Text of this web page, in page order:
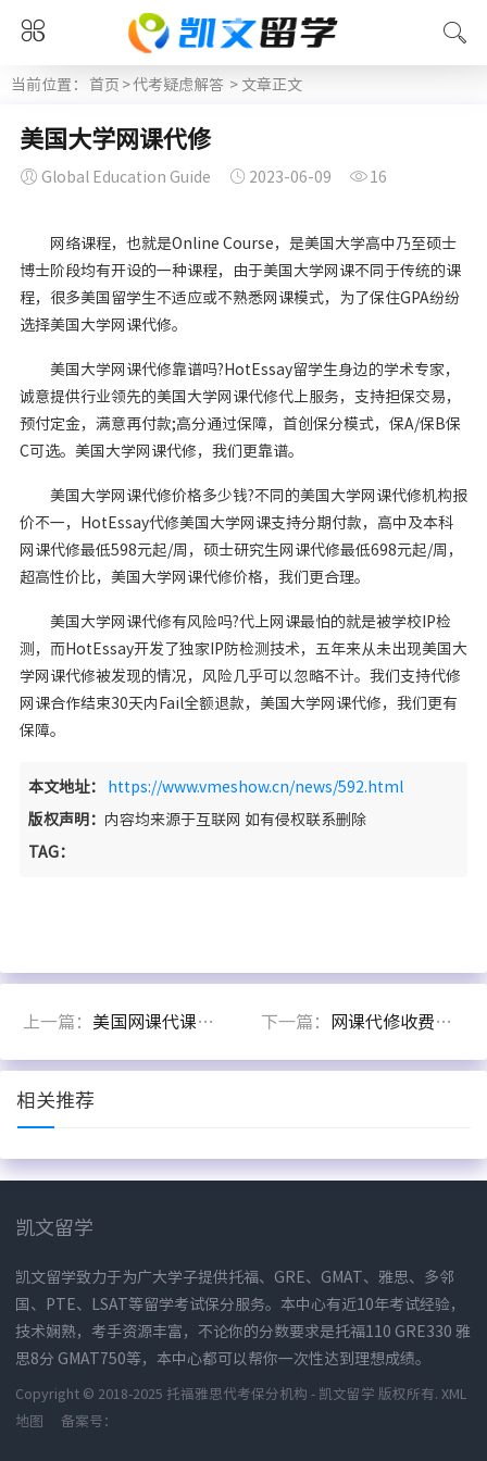
当前位置： 首页 >代考疑虑解答 > 文章正文
美国大学网课代修
Global Education Guide 2023-06-09 16
网络课程，也就是Online Course，是美国大学高中乃至硕士
博士阶段均有开设的一种课程，由于美国大学网课不同于传统的课
程，很多美国留学生不适应或不熟悉网课模式，为了保住GPA纷纷
选择美国大学网课代修。
美国大学网课代修靠谱吗?HotEssay留学生身边的学术专家，
诚意提供行业领先的美国大学网课代修代上服务，支持担保交易，
预付定金，满意再付款;高分通过保障，首创保分模式，保A/保B保
C可选。美国大学网课代修，我们更靠谱。
美国大学网课代修价格多少钱?不同的美国大学网课代修机构报
价不一，HotEssay代修美国大学网课支持分期付款，高中及本科
网课代修最低598元起/周，硕士研究生网课代修最低698元起/周，
超高性价比，美国大学网课代修价格，我们更合理。
美国大学网课代修有风险吗?代上网课最怕的就是被学校IP检
测，而HotEssay开发了独家IP防检测技术，五年来从未出现美国大
学网课代修被发现的情况，风险几乎可以忽略不计。我们支持代修
网课合作结束30天内Fail全额退款，美国大学网课代修，我们更有
保障。
本文地址： https://www.vmeshow.cn/news/592.html
版权声明： 内容均来源于互联网 如有侵权联系删除
TAG：
上一篇： 美国网课代课靠谱吗？ 下一篇： 网课代修收费四个差异原因分析
相关推荐
凯文留学
凯文留学致力于为广大学子提供托福、GRE、GMAT、雅思、多邻
国、PTE、LSAT等留学考试保分服务。本中心有近10年考试经验，
技术娴熟，考手资源丰富，不论你的分数要求是托福110 GRE330 雅
思8分 GMAT750等，本中心都可以帮你一次性达到理想成绩。
Copyright © 2018-2025 托福雅思代考保分机构 - 凯文留学 版权所有. XML
地图
备案号：